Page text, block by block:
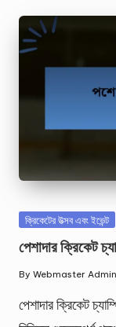
Posted
ক্রিকেটের উত্সব এবং ইভেন্ট
পেশাদার ক্রিকেট
Posted
By Webmaster Admin
পেশাদার ক্রিকেট